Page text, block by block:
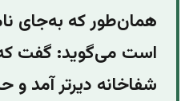
همان‌طور که به‌جای
است می‌گوید: گفت
شفاخانه دیرتر آمد و